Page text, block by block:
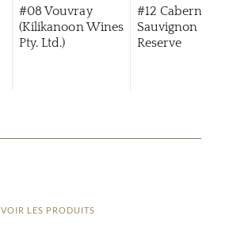
#08 Vouvray
(Kilikanoon Wines
Pty. Ltd.)
#12 Cabernet
Sauvignon
Reserve
VOIR LES PRODUITS